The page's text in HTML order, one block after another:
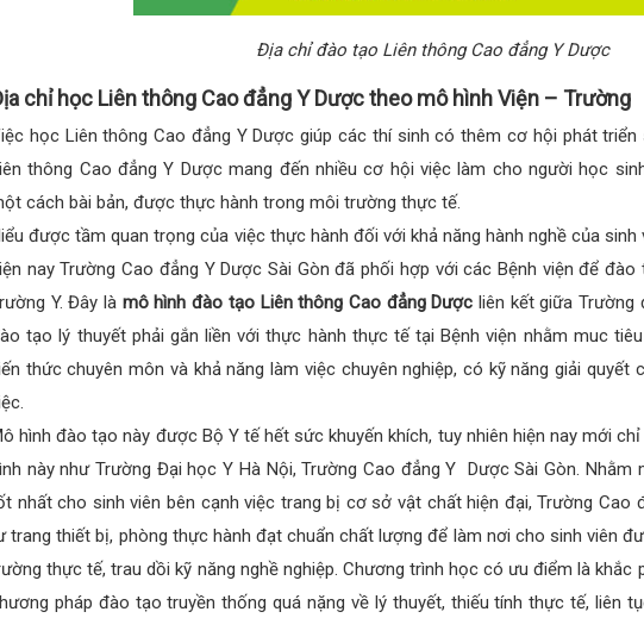
Địa chỉ đào tạo Liên thông Cao đẳng Y Dược
chỉ học Liên thông Cao đẳng Y Dược theo mô hình Viện – Trường
học Liên thông Cao đẳng Y Dược giúp các thí sinh có thêm cơ hội phát triển
thông Cao đẳng Y Dược mang đến nhiều cơ hội việc làm cho người học
cách bài bản, được thực hành trong môi trường thực tế.
được tầm quan trọng của việc thực hành đối với khả năng hành nghề của sinh
nay Trường Cao đẳng Y Dược Sài Gòn đã phối hợp với các Bệnh viện để
Y. Đây là mô hình đào tạo Liên thông Cao đẳng Dược liên kết giữa Trường
tạo lý thuyết phải gắn liền với thực hành thực tế tại Bệnh viện nhằm muc
thức chuyên môn và khả năng làm việc chuyên nghiệp, có kỹ năng giải quyết
hình đào tạo này được Bộ Y tế hết sức khuyến khích, tuy nhiên hiện nay mới
này như Trường Đại học Y Hà Nội, Trường Cao đẳng Y Dược Sài Gòn.
nhất cho sinh viên bên cạnh việc trang bị cơ sở vật chất hiện đại, Trường Cao
trang thiết bị, phòng thực hành đạt chuẩn chất lượng để làm nơi cho sinh viên
thực tế, trau dồi kỹ năng nghề nghiệp. Chương trình học có ưu điểm là khắc
pháp đào tạo truyền thống quá nặng về lý thuyết, thiếu tính thực tế, liên